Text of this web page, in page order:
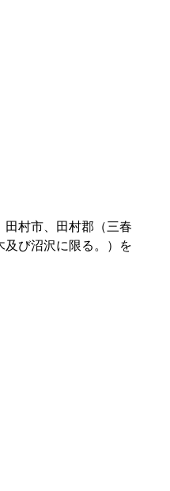
田村市、田村郡（三春
及び沼沢に限る。）を